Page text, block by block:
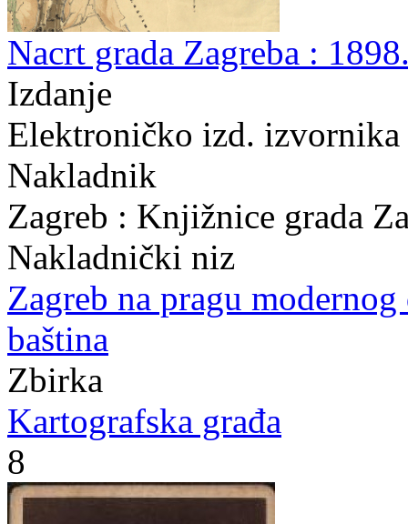
Nacrt grada Zagreba :
Izdanje
Elektroničko izd.
Nakladnik
Zagreb : Knjižnice grada
Nakladnički niz
Zagreb na pragu modernog
baština
Zbirka
Kartografska građa
8